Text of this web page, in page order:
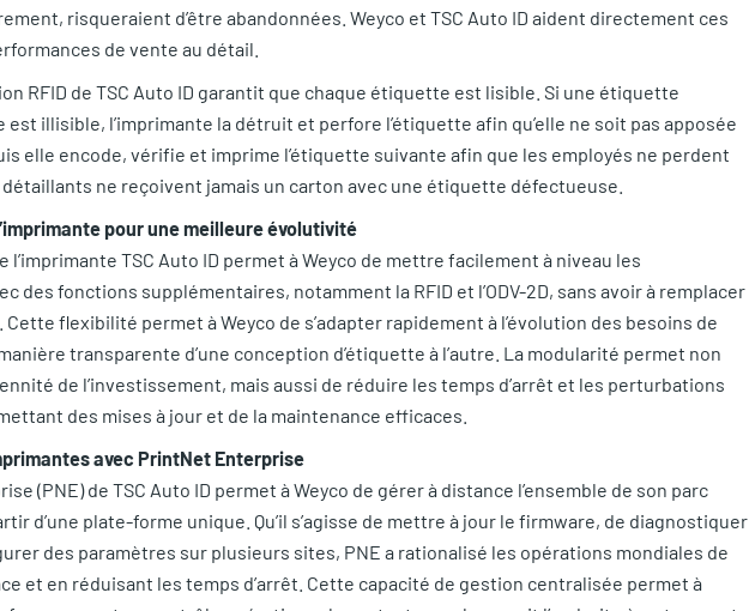
risqueraient d’être abandonnées. Weyco et TSC Auto ID aident directement ces
de vente au détail.
RFID de TSC Auto ID garantit que chaque étiquette est lisible. Si une étiquette
illisible, l’imprimante la détruit et perfore l’étiquette afin qu’elle ne soit pas apposée
elle encode, vérifie et imprime l’étiquette suivante afin que les employés ne perdent
ne reçoivent jamais un carton avec une étiquette défectueuse.
pour une meilleure évolutivité
l’imprimante TSC Auto ID permet à Weyco de mettre facilement à niveau les
des fonctions supplémentaires, notamment la RFID et l’ODV-2D, sans avoir à remplacer
Cette flexibilité permet à Weyco de s’adapter rapidement à l’évolution des besoins de
transparente d’une conception d’étiquette à l’autre. La modularité permet non
de l’investissement, mais aussi de réduire les temps d’arrêt et les perturbations
des mises à jour et de la maintenance efficaces.
avec PrintNet Enterprise
(PNE) de TSC Auto ID permet à Weyco de gérer à distance l’ensemble de son parc
d’une plate-forme unique. Qu’il s’agisse de mettre à jour le firmware, de diagnostiquer
des paramètres sur plusieurs sites, PNE a rationalisé les opérations mondiales de
et en réduisant les temps d’arrêt. Cette capacité de gestion centralisée permet à